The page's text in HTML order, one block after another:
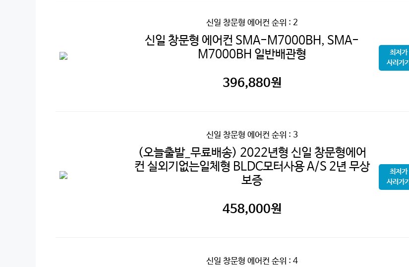
신일 창문형 에어컨 순위 : 2
신일 창문형 에어컨 SMA-M7000BH, SMA-
M7000BH 일반배관형
396,880원
최저가
사러가기
신일 창문형 에어컨 순위 : 3
(오늘출발_무료배송) 2022년형 신일 창문형에어
컨 실외기없는일체형 BLDC모터사용 A/S 2년 무상
보증
458,000원
최저가
사러가기
신일 창문형 에어컨 순위 : 4